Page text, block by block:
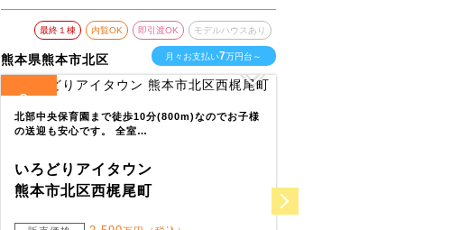
熊本県熊本市北区
最終１棟 内覧OK 即引渡OK モデルハウスあり
月々お支払い7万円台～
3
北部中央保育園まで徒歩10分(800m)なのでお子様
の送迎も安心です。 全室…
いろどりアイタウン
熊本市北区西梶尾町
宇土市松山町